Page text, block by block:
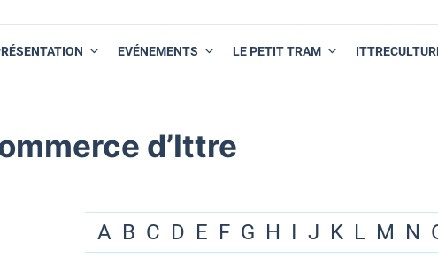
EVÉNEMENTS LE PETIT TRAM
d’Ittre
A B C D E F G H I J K L M N